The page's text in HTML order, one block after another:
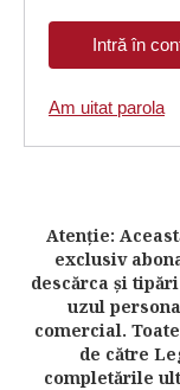
Am uitat parola
Atenţie:
exclusiv
descărca şi
uzul
comercial.
de către
completările